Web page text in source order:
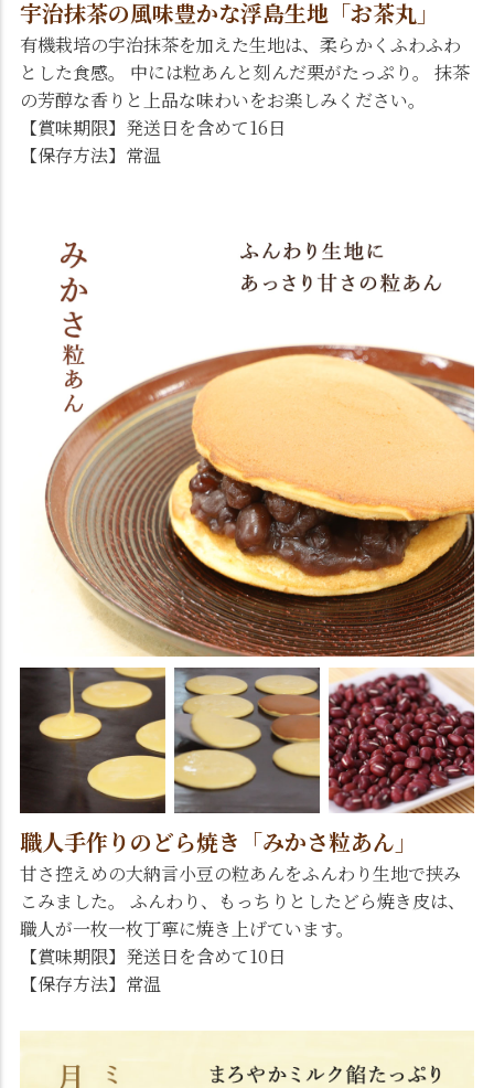
宇治抹茶の風味豊かな浮島生地「お茶丸」
有機栽培の宇治抹茶を加えた生地は、柔らかくふわふわ
とした食感。 中には粒あんと刻んだ栗がたっぷり。 抹茶
の芳醇な香りと上品な味わいをお楽しみください。
【賞味期限】発送日を含めて16日
【保存方法】常温
職人手作りのどら焼き「みかさ粒あん」
甘さ控えめの大納言小豆の粒あんをふんわり生地で挟み
こみました。 ふんわり、もっちりとしたどら焼き皮は、
職人が一枚一枚丁寧に焼き上げています。
【賞味期限】発送日を含めて10日
【保存方法】常温